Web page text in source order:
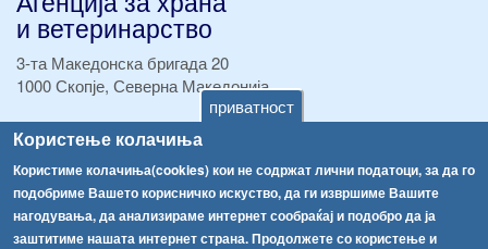
приватност
Користење колачиња
Користиме колачиња(cookies) кои не содржат лични податоци, за да го
подобриме Вашето корисничко искуство, да ги извршиме Вашите
нагодувања, да анализираме интернет сообраќај и подобро да ја
заштитиме нашата интернет страна. Продолжете со користење и
и ветеринарство
3-та Македонска бригада 20
1000 Скопје, Северна Македонија
ТЕЛ:+389 2 2457 895
ТЕЛ:
Факс:+389 2 2457 893
Факс:+389 2 2457 871
info@fva.gov.mk